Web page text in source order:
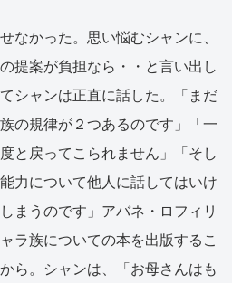
なかった。思い悩むシャンに、
提案が負担なら・・と言い出し
シャンは正直に話した。「まだ
の規律が２つあるのです」「一
と戻ってこられません」「そし
力について他人に話してはいけ
まうのです」アバネ・ロフィリ
ラ族についての本を出版するこ
ら。シャンは、「お母さんはも